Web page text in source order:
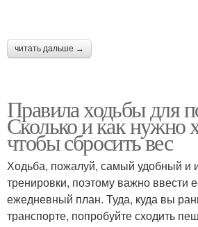
читать дальше →
Правила ходьбы для
Сколько и как нужно
чтобы сбросить вес
Ходьба, пожалуй, самый удобный и
тренировки, поэтому важно ввести
ежедневный план. Туда, куда вы
транспорте, попробуйте сходить